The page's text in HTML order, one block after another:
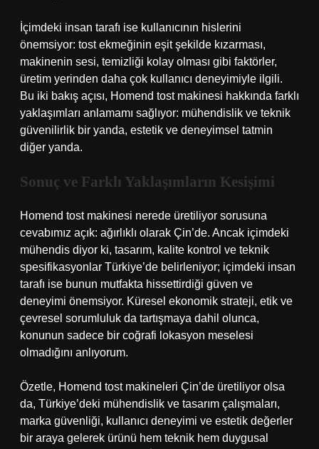
İçimdeki insan tarafı ise kullanıcının hislerini
önemsiyor: tost ekmeğinin eşit şekilde kızarması,
makinenin sesi, temizliği kolay olması gibi faktörler,
üretim yerinden daha çok kullanıcı deneyimiyle ilgili.
Bu iki bakış açısı, Homend tost makinesi hakkında farklı
yaklaşımları anlamamı sağlıyor: mühendislik ve teknik
güvenilirlik bir yanda, estetik ve deneyimsel tatmin
diğer yanda.
Sonuç ve Farklı Yaklaşımların Kesişimi
Homend tost makinesi nerede üretiliyor sorusuna
cevabımız açık: ağırlıklı olarak Çin’de. Ancak içimdeki
mühendis diyor ki, tasarım, kalite kontrol ve teknik
spesifikasyonlar Türkiye’de belirleniyor; içimdeki insan
tarafı ise bunun mutfakta hissettirdiği güven ve
deneyimi önemsiyor. Küresel ekonomik strateji, etik ve
çevresel sorumluluk da tartışmaya dahil olunca,
konunun sadece bir coğrafi lokasyon meselesi
olmadığını anlıyorum.
Özetle, Homend tost makineleri Çin’de üretiliyor olsa
da, Türkiye’deki mühendislik ve tasarım çalışmaları,
marka güvenliği, kullanıcı deneyimi ve estetik değerler
bir araya gelerek ürünü hem teknik hem duygusal